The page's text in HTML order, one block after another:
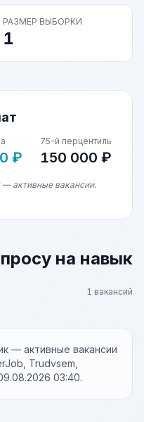
РАЗМЕР ВЫБОРКИ
1
₽
75-й перцентиль
150 000 ₽
— активные вакансии.
на навык
1 вакансий
— активные вакансии
Trudvsem,
03:40.